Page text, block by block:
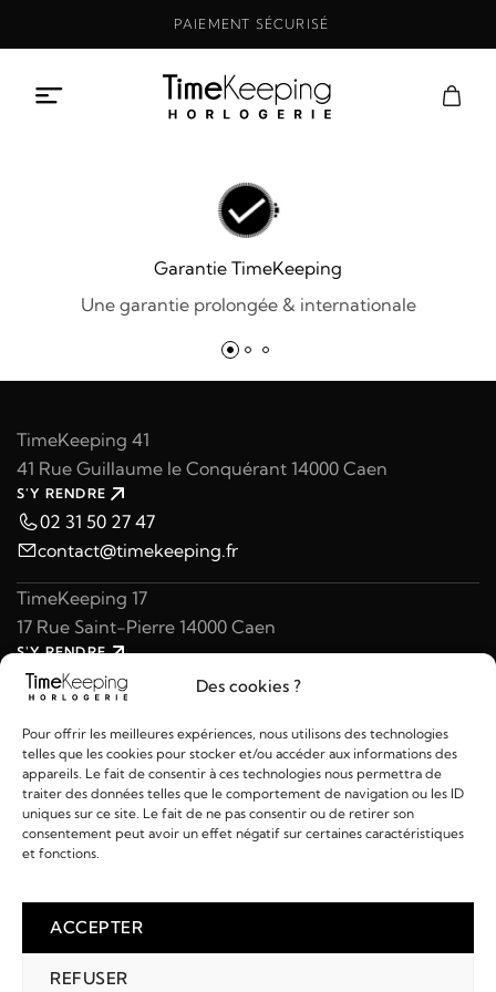
Des cookies ?
Pour offrir les meilleures expériences, nous utilisons des technologies
telles que les cookies pour stocker et/ou accéder aux informations des
appareils. Le fait de consentir à ces technologies nous permettra de
traiter des données telles que le comportement de navigation ou les ID
uniques sur ce site. Le fait de ne pas consentir ou de retirer son
consentement peut avoir un effet négatif sur certaines caractéristiques
et fonctions.
ACCEPTER
REFUSER
PAIEMENT SÉCURISÉ
Garantie TimeKeeping
Une garantie prolongée & internationale
TimeKeeping 41
41 Rue Guillaume le Conquérant 14000 Caen
S'Y RENDRE
02 31 50 27 47
contact@timekeeping.fr
TimeKeeping 17
17 Rue Saint-Pierre 14000 Caen
S'Y RENDRE
02 31 47 49 97
contact@timekeeping.fr
Liens utiles
2026 © TIMEKEEPING - Réalisé par